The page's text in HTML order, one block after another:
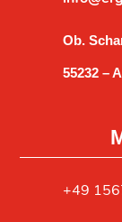
Ob.
55232 –
‎+49